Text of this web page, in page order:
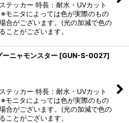
テッカー 特長：耐水・UVカット
モニタによっては色が実際のもの
合がございます。(光の加減で色の
ことがございます。
ニャモンスター [GUN-S-0027]
テッカー 特長：耐水・UVカット
モニタによっては色が実際のもの
合がございます。(光の加減で色の
ことがございます。